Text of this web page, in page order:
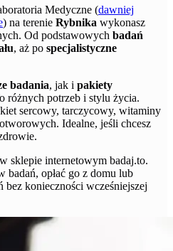
Medyczne (dawniej
) na terenie Rybnika wykonasz
Od podstawowych badań
, aż po specjalistyczne
badania, jak i pakiety
różnych potrzeb i stylu życia.
sercowy, tarczycowy, witaminy
Idealne, jeśli chcesz
w sklepie internetowym badaj.to.
badań, opłać go z domu lub
konieczności wcześniejszej